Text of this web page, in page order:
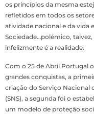
os princípios da mesma
refletidos em todos os
atividade nacional e da vida
Sociedade…polémico, talvez,
infelizmente é a realidade.
Com o 25 de Abril Portugal
grandes conquistas, a
criação do Serviço Nacional
(SNS), a segunda foi o
um modelo de proteção